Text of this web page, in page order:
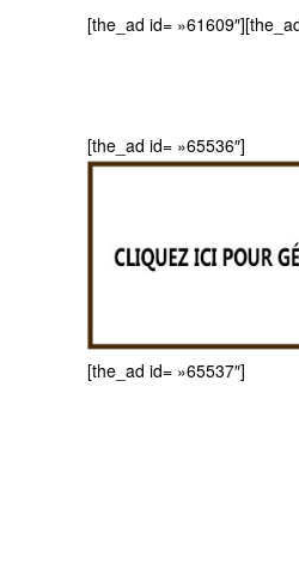
[the_ad id=
[the_ad id= »65536″]
[the_ad id= »65537″]